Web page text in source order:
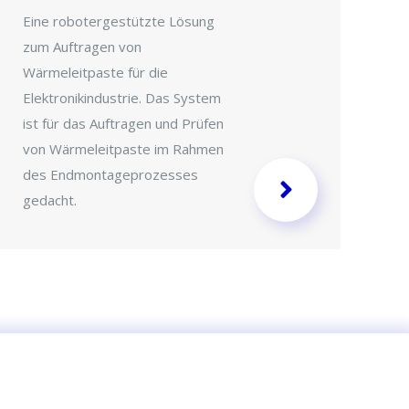
Eine robotergestützte Lösung
zum Auftragen von
Wärmeleitpaste für die
Elektronikindustrie. Das System
ist für das Auftragen und Prüfen
von Wärmeleitpaste im Rahmen
des Endmontageprozesses
gedacht.